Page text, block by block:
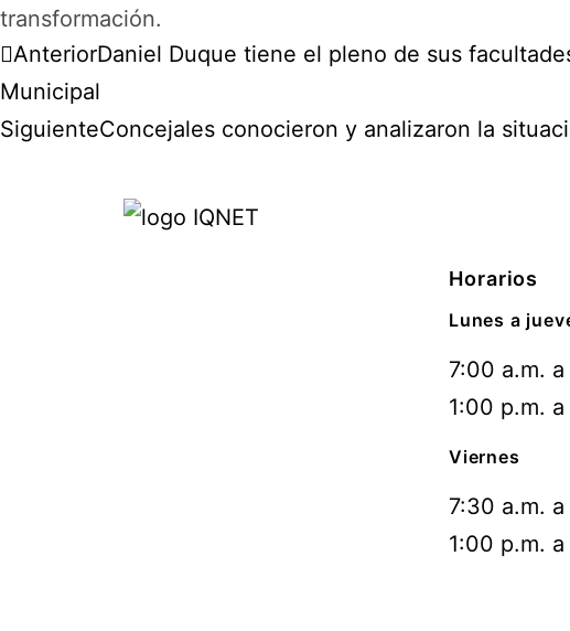
transformación.
AnteriorDaniel Duque tiene el pleno de sus
Municipal
SiguienteConcejales conocieron y analizaron la
Horarios
Lunes a
7:00 a.m.
1:00 p.m.
Viernes
7:30 a.m.
1:00 p.m.